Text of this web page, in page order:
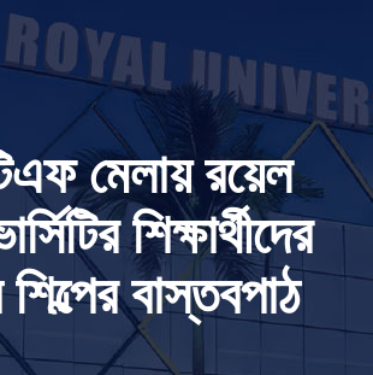
মেলায় রয়েল
শিক্ষার্থীদের
বাস্তবপাঠ